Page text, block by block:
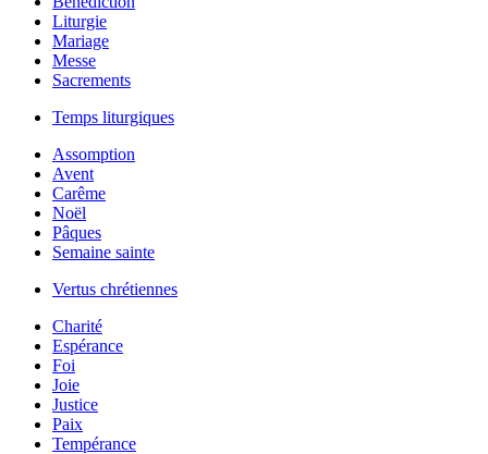
Liturgie
Mariage
Messe
Sacrements
Temps liturgiques
Assomption
Avent
Carême
Noël
Pâques
Semaine sainte
Vertus chrétiennes
Charité
Espérance
Foi
Joie
Justice
Paix
Tempérance